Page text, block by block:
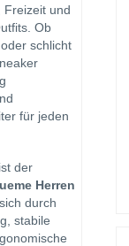
Freizeit und
Ob
schlicht
für jeden
der
Herren
durch
stabile